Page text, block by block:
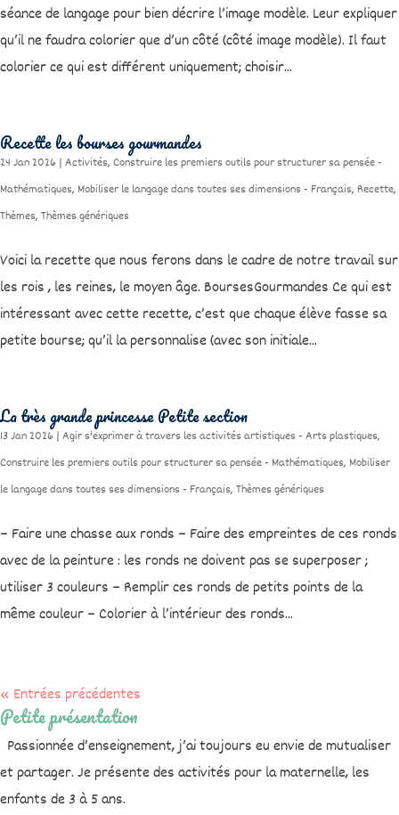
séance de langage pour bien décrire l’image modèle. Leur expliquer
qu’il ne faudra colorier que d’un côté (côté image modèle). Il faut
colorier ce qui est différent uniquement; choisir...
Recette les bourses gourmandes
24 Jan 2026 | Activités, Construire les premiers outils pour structurer sa pensée -
Mathématiques, Mobiliser le langage dans toutes ses dimensions - Français, Recette,
Thèmes, Thèmes génériques
Voici la recette que nous ferons dans le cadre de notre travail sur
les rois , les reines, le moyen âge. BoursesGourmandes Ce qui est
intéressant avec cette recette, c’est que chaque élève fasse sa
petite bourse; qu’il la personnalise (avec son initiale...
La très grande princesse Petite section
13 Jan 2026 | Agir s'exprimer à travers les activités artistiques - Arts plastiques,
Construire les premiers outils pour structurer sa pensée - Mathématiques, Mobiliser
le langage dans toutes ses dimensions - Français, Thèmes génériques
– Faire une chasse aux ronds – Faire des empreintes de ces ronds
avec de la peinture : les ronds ne doivent pas se superposer ;
utiliser 3 couleurs – Remplir ces ronds de petits points de la
même couleur – Colorier à l’intérieur des ronds...
« Entrées précédentes
Petite présentation
Passionnée d’enseignement, j’ai toujours eu envie de mutualiser
et partager. Je présente des activités pour la maternelle, les
enfants de 3 à 5 ans.